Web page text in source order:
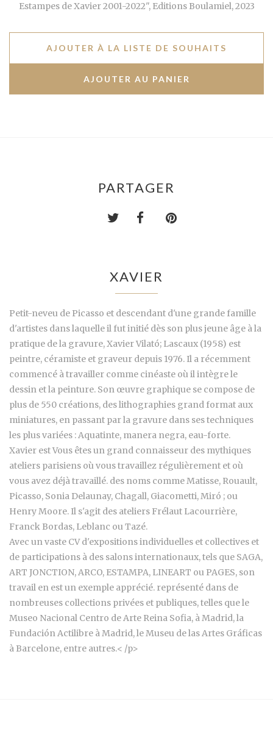
Estampes de Xavier 2001-2022", Editions Boulamiel, 2023
AJOUTER À LA LISTE DE SOUHAITS
PARTAGER
XAVIER
Petit-neveu de Picasso et descendant d'une grande famille
d'artistes dans laquelle il fut initié dès son plus jeune âge à la
pratique de la gravure, Xavier Vilató; Lascaux (1958) est
peintre, céramiste et graveur depuis 1976. Il a récemment
commencé à travailler comme cinéaste où il intègre le
dessin et la peinture. Son œuvre graphique se compose de
plus de 550 créations, des lithographies grand format aux
miniatures, en passant par la gravure dans ses techniques
les plus variées : Aquatinte, manera negra, eau-forte.
Xavier est Vous êtes un grand connaisseur des mythiques
ateliers parisiens où vous travaillez régulièrement et où
vous avez déjà travaillé. des noms comme Matisse, Rouault,
Picasso, Sonia Delaunay, Chagall, Giacometti, Miró ; ou
Henry Moore. Il s'agit des ateliers Frélaut Lacourrière,
Franck Bordas, Leblanc ou Tazé.
Avec un vaste CV d'expositions individuelles et collectives et
de participations à des salons internationaux, tels que SAGA,
ART JONCTION, ARCO, ESTAMPA, LINEART ou PAGES, son
travail en est un exemple apprécié. représenté dans de
nombreuses collections privées et publiques, telles que le
Museo Nacional Centro de Arte Reina Sofia, à Madrid, la
Fundación Actilibre à Madrid, le Museu de las Artes Gráficas
à Barcelone, entre autres.< /p>